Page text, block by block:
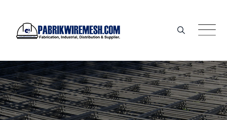
content